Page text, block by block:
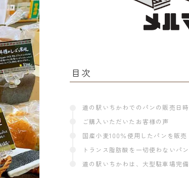
目次
道の駅いちかわでのパンの販売日時
ご購入いただいたお客様の声
国産小麦100％使用したパンを販売
トランス脂肪酸を一切使わないパン
道の駅いちかわは、大型駐車場完備